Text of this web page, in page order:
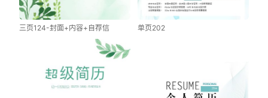
三页124-封面+内容+自荐信 单页202